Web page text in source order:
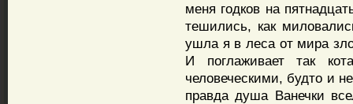
меня годков на
тешились, как
ушла я в леса от мира
И поглаживает так
человеческими, будто и
правда душа Ванечки